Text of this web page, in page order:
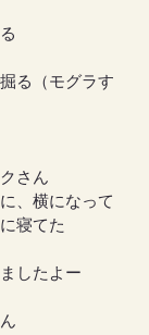
る（モグラす
さん
、横になって
寝てた
したよー